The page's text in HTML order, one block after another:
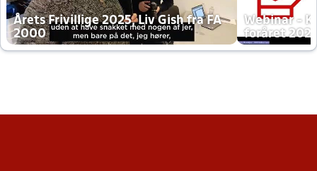
Årets Frivillige 2025, Liv Gish fra FA
2000
Webinar -
foråret